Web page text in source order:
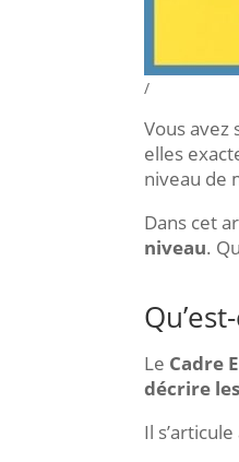
/
Vous avez
elles
niveau de
Dans cet
niveau.
Le Cadre
décrire
Il